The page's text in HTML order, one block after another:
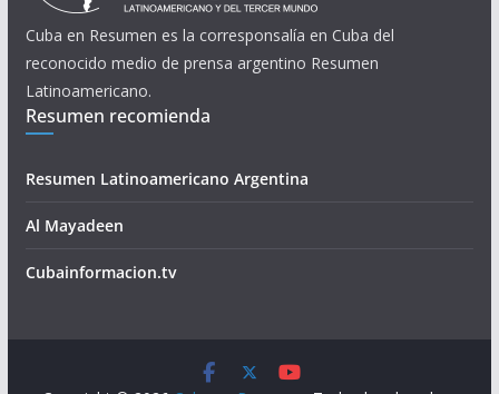
Cuba en Resumen es la corresponsalía en Cuba del
reconocido medio de prensa argentino Resumen
Latinoamericano.
Resumen recomienda
Resumen Latinoamericano Argentina
Al Mayadeen
Cubainformacion.tv